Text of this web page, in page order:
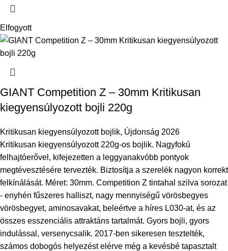
Elfogyott
GIANT Competition Z – 30mm Kritikusan
kiegyensúlyozott bojli 220g
Kritikusan kiegyensúlyozott bojlik, Újdonság 2026
Kritikusan kiegyensúlyozott 220g-os bojlik. Nagyfokú
felhajtóerővel, kifejezetten a leggyanakvóbb pontyok
megtévesztésére tervezték. Biztosítja a szerelék nagyon korrekt
felkínálását. Méret: 30mm. Competition Z tintahal szilva sorozat
- enyhén fűszeres halliszt, nagy mennyiségű vörösbegyes
vörösbegyet, aminosavakat, beleértve a híres L030-at, és az
összes esszenciális attraktáns tartalmát. Gyors bojli, gyors
indulással, versenycsalik. 2017-ben sikeresen tesztelték,
számos dobogós helyezést elérve még a kevésbé tapasztalt